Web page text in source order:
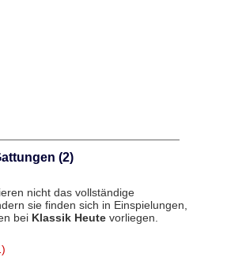
(2)
nicht das vollständige
sie finden sich in Einspielungen,
bei Klassik Heutevorliegen.